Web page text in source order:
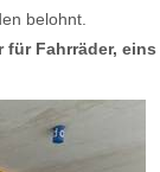
belohnt.
für Fahrräder, eins